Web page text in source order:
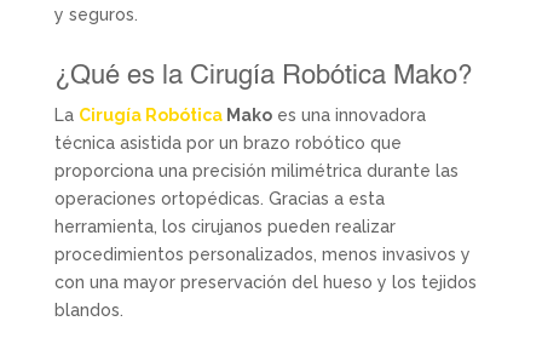
y seguros.
¿Qué es la Cirugía Robótica Mako?
La Cirugía RobóticaMakoes una innovadora
técnica asistida por un brazo robótico que
proporciona una precisión milimétrica durante las
operaciones ortopédicas. Gracias a esta
herramienta, los cirujanos pueden realizar
procedimientos personalizados, menos invasivos y
con una mayor preservación del hueso y los tejidos
blandos.